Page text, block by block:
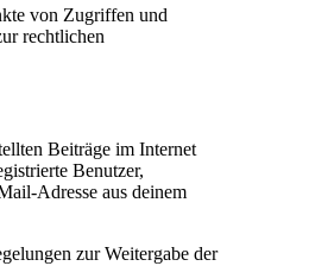
von Zugriffen und
rechtlichen
Beiträge im Internet
Benutzer,
Adresse aus deinem
zur Weitergabe der